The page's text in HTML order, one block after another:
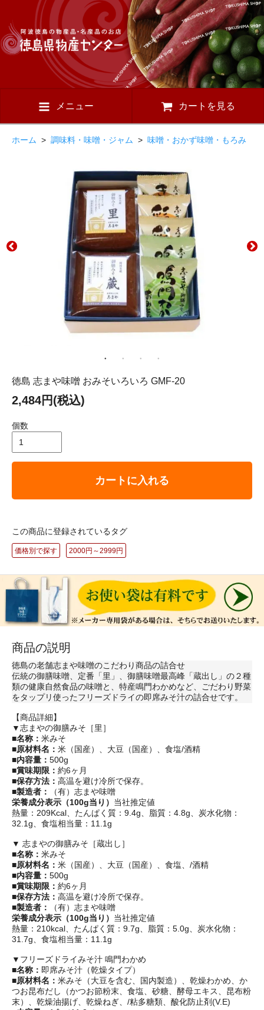
メニュー カートを見る
ホーム > 調味料・味噌・ジャム > 味噌・おかず味噌・もろみ
徳島 志まや味噌 おみそいろいろ GMF-20
2,484円(税込)
個数
カートに入れる
この商品に登録されているタグ
価格別で探す 2000円～2999円
商品の説明
徳島の老舗志まや味噌のこだわり商品の詰合せ
伝統の御膳味噌、定番「里」、御膳味噌最高峰「蔵出し」の２種
類の健康自然食品の味噌と、特産鳴門わかめなど、ごだわり野菜
をタップリ使ったフリーズドライの即席みそ汁の詰合せです。
【商品詳細】
▼志まやの御膳みそ［里］
■名称： 米みそ
■原材料名： 米（国産）、大豆（国産）、食塩/酒精
■内容量： 500g
■賞味期限： 約6ヶ月
■保存方法： 高温を避け冷所で保存。
■製造者：
（有）志まや味噌
栄養成分表示（100g当り） 当社推定値
熱量：209Kcal、たんぱく質：9.4g、脂質：4.8g、炭水化物：
32.1g、食塩相当量：11.1g
▼ 志まやの御膳みそ［蔵出し］
■名称： 米みそ
■原材料名： 米（国産）、大豆（国産）、食塩、/酒精
■内容量： 500g
■賞味期限： 約6ヶ月
■保存方法： 高温を避け冷所で保存。
■製造者：
（有）志まや味噌
栄養成分表示（100g当り） 当社推定値
熱量：210kcal、たんぱく質：9.7g、脂質：5.0g、炭水化物：
31.7g、食塩相当量：11.1g
▼フリーズドライみそ汁 鳴門わかめ
■名称： 即席みそ汁（乾燥タイプ）
■原材料名： 米みそ（大豆を含む、国内製造）、乾燥わかめ、か
つお昆布だし（かつお節粉末、食塩、砂糖、酵母エキス、昆布粉
末）、乾燥油揚げ、乾燥ねぎ、/粘多糖類、酸化防止剤(V.E)